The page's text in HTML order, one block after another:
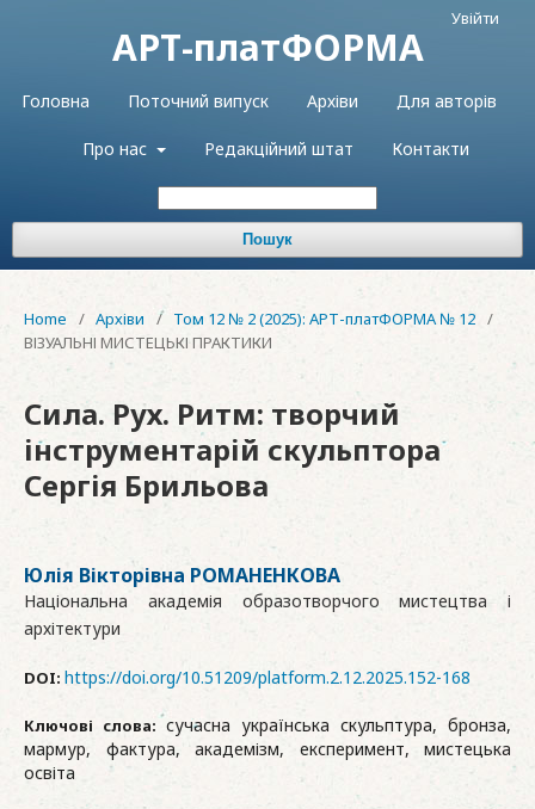
АРТ-платФОРМА
Головна Поточний випуск Архіви Для авторів
Про нас Редакційний штат Контакти
Пошук
Увійти
Home / Архіви / Том 12 № 2 (2025): АРТ-платФОРМА № 12 /
ВІЗУАЛЬНІ МИСТЕЦЬКІ ПРАКТИКИ
Сила. Рух. Ритм: творчий
інструментарій скульптора
Сергія Брильова
Юлія Вікторівна РОМАНЕНКОВА
Національна академія образотворчого мистецтва і
архітектури
DOI: https://doi.org/10.51209/platform.2.12.2025.152-168
Ключові слова:сучасна українська скульптура, бронза,
мармур, фактура, академізм, експеримент, мистецька
освіта